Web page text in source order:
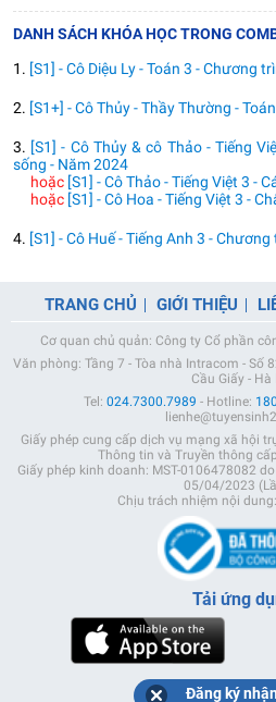
DANH SÁCH KHÓA HỌC TRONG
1. [S1] - Cô Diệu Ly - Toán 3 - Chương
2. [S1+] - Cô Thủy - Thầy Thường -
3. [S1] - Cô Thủy & cô Thảo - Tiếng
sống - Năm 2024
hoặc [S1] - Cô Thảo - Tiếng Việt 3 -
hoặc [S1] - Cô Hoa - Tiếng Việt 3 -
4. [S1] - Cô Huế - Tiếng Anh 3 -
TRANG CHỦ GIỚI THIỆU
Cơ quan chủ quản: Công ty Cổ phần
Văn phòng: Tầng 7 - Tòa nhà Intracom - Số
Cầu Giấy - Hà
Tel: 024.7300.7989 - Hotline:
Giấy phép cung cấp dịch vụ mạng xã hội
Thông tin và Truyền thông
Giấy phép kinh doanh: MST-0106478082
05/04/2023
Chịu trách nhiệm nội
Tải ứng
Đăng ký